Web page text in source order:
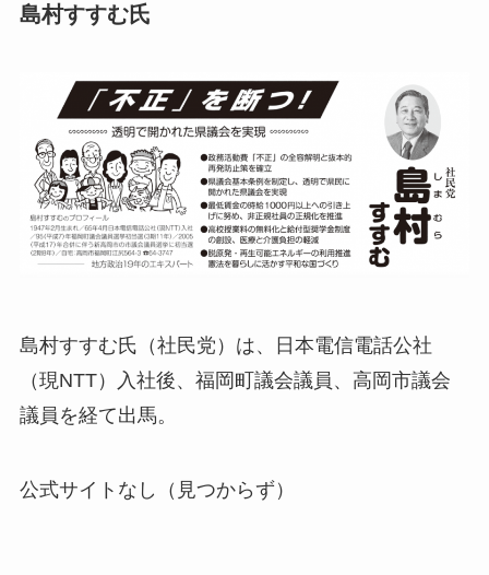
島村すすむ氏
島村すすむ氏（社民党）は、日本電信電話公社
（現NTT）入社後、福岡町議会議員、高岡市議会
議員を経て出馬。
公式サイトなし（見つからず）